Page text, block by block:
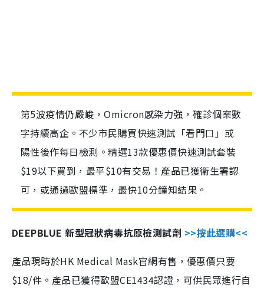
第5波疫情仍嚴峻，Omicron感染力強，確診個案數
字持續高企。不少市民購買快速測試「看門口」或
陽性後作每日檢測。精選13款優惠價快速測試套裝
$19以下買到，最平$10有交易！產品已獲衛生署認
可，或通過歐盟標準，最快10分鐘知結果。
DEEPBLUE 新型冠狀病毒抗原檢測試劑 >>按此選購<<
產品現時於HK Medical Mask官網有售，優惠價只要
$18/件。產品已獲得歐盟CE1434認證，可供民眾進行自